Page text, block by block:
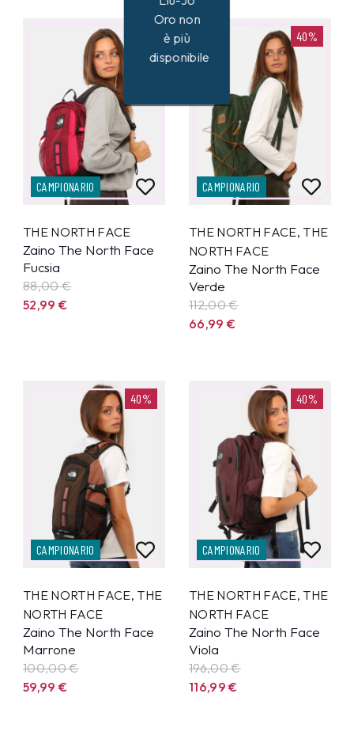
CAMPIONARIO
THE NORTH FACE
Zaino The North Face
Fucsia
88,00 €
52,99€
40%
CAMPIONARIO
THE NORTH FACE, THE
NORTH FACE
Zaino The North Face
Verde
112,00 €
66,99€
40%
CAMPIONARIO
THE NORTH FACE, THE
NORTH FACE
Zaino The North Face
Marrone
100,00 €
59,99€
40%
CAMPIONARIO
THE NORTH FACE, THE
NORTH FACE
Zaino The North Face
Viola
196,00 €
116,99€
Oro non
è più
disponibile